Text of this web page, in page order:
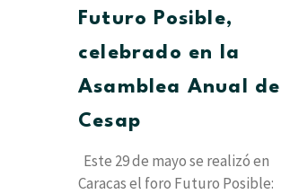
en
Anual
Futuro Posible,
celebrado en la
Asamblea Anual de
Cesap
Este 29 de mayo se realizó en
Caracas el foro Futuro Posible: